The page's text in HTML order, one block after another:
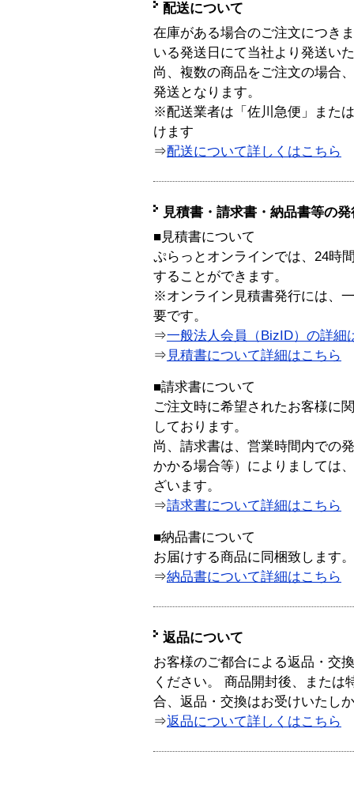
配送について
在庫がある場合のご注文につき
いる発送日にて当社より発送い
尚、複数の商品をご注文の場合
発送となります。
※配送業者は「佐川急便」また
けます
⇒配送について詳しくはこちら
見積書・請求書・納品書等の
■見積書について
ぷらっとオンラインでは、24時
することができます。
※オンライン見積書発行には、
要です。
⇒一般法人会員（BizID）の詳細
⇒ 見積書について詳細はこちら
■請求書について
ご注文時に希望されたお客様に
しております。
尚、請求書は、営業時間内での
かかる場合等）によりましては
ざいます。
⇒請求書について詳細はこちら
■納品書について
お届けする商品に同梱致します。
⇒納品書について詳細はこちら
返品について
お客様のご都合による返品・交
ください。 商品開封後、または
合、返品・交換はお受けいたし
⇒返品について詳しくはこちら